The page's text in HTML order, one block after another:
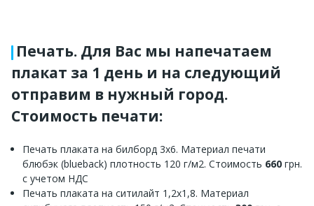
Печать. Для Вас мы напечатаем
плакат за 1 день и на следующий
отправим в нужный город.
Стоимость печати:
Печать плаката на билборд 3х6. Материал печати
блюбэк (blueback) плотность 120 г/м2. Стоимость 660 грн.
с учетом НДС
Печать плаката на ситилайт 1,2х1,8. Материал